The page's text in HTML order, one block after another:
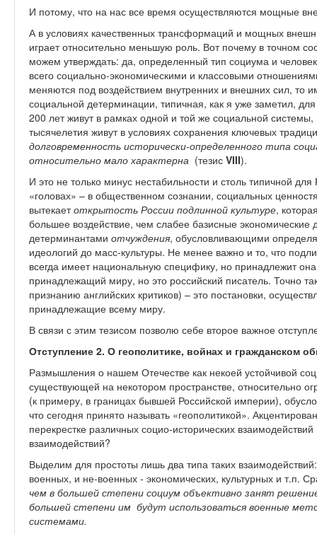
И потому, что на нас все время осуществляются мощные
А в условиях качественных трансформаций и мощных
играет относительно меньшую роль. Вот почему в точном
можем утверждать: да, определенный тип социума и
всего социально-экономическими и классовыми
меняются под воздействием внутренних и внешних сил, то
социальной детерминации, типичная, как я уже заметил,
200 лет живут в рамках одной и той же социальной
тысячелетия живут в условиях сохранения ключевых
долговременность исторически-определенного типа
относительно мало характерна (тезис VIII).
И это не только минус нестабильности и столь типичной
«головах» – в общественном сознании, социальных
вытекаетоткрытость России подлинной культуре,
большее воздействие, чем слабее базисные
детерминантами отчуждения, обусловливающими
идеологий до масс-культуры. Не менее важно и то, что
всегда имеет национальную специфику, но принадлежит
принадлежащий миру, но это российский писатель. Точно
признанию английских критиков) – это постановки,
принадлежащие всему миру.
В связи с этим тезисом позволю себе второе важное
Отступление 2. О геополитике, войнах и гражданском
Размышления о нашем Отечестве как некоей устойчивой
существующей на некотором пространстве, относительно
(к примеру, в границах бывшей Российской империи),
что сегодня принято называть «геополитикой».
перекрестке различных социо-исторических
взаимодействий?
Выделим для простоты лишь два типа таких
военных, и не-военных - экономических, культурных и т.п.
чем в большей степени социум объективно занят
большей степени им будут использоваться военные
системами.